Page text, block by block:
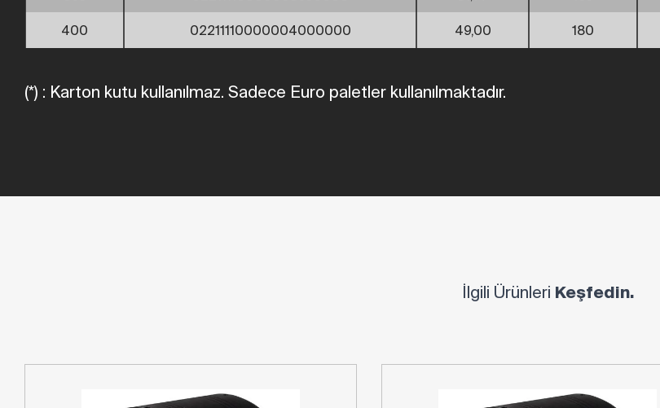
400 02211110000004000000 49,00 180
(*) : Karton kutu kullanılmaz. Sadece Euro paletler kullanılmaktadır.
İlgili Ürünleri Keşfedin.